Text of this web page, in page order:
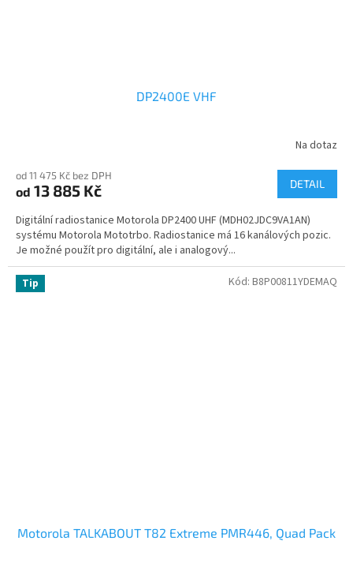
DP2400E VHF
Na dotaz
od 11 475 Kč bez DPH
od 13 885 Kč DETAIL
Digitální radiostanice Motorola DP2400 UHF (MDH02JDC9VA1AN)
systému Motorola Mototrbo. Radiostanice má 16 kanálových pozic.
Je možné použít pro digitální, ale i analogový...
Tip
Motorola TALKABOUT T82 Extreme PMR446, Quad Pack
Kód: B8P00811YDEMAQ